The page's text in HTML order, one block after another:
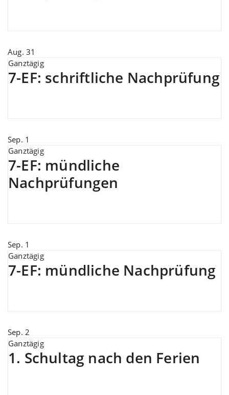
Aug. 31
Ganztägig
7-EF: schriftliche Nachprüfung
Sep. 1
Ganztägig
7-EF: mündliche
Nachprüfungen
Sep. 1
Ganztägig
7-EF: mündliche Nachprüfung
Sep. 2
Ganztägig
1. Schultag nach den Ferien